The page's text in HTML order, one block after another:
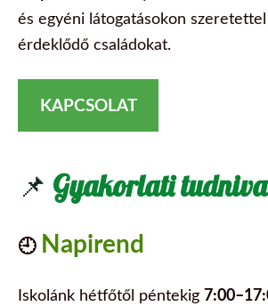
és egyéni látogatásokon
érdeklődő családokat.
KAPCSOLAT
📌 Gyakorlati
🕘 Napirend
Iskolánk hétfőtől péntekig